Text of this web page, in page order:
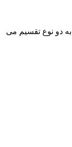
به دو نوع تقسیم می